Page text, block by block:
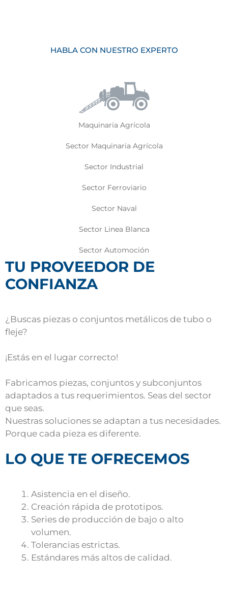
HABLA CON NUESTRO EXPERTO
Maquinaria Agrícola
Sector Maquinaria Agrícola
Sector Industrial
Sector Ferroviario
Sector Naval
Sector Linea Blanca
Sector Automoción
TU PROVEEDOR DE
CONFIANZA
¿Buscas piezas o conjuntos metálicos de tubo o
fleje?
¡Estás en el lugar correcto!
Fabricamos piezas, conjuntos y subconjuntos
adaptados a tus requerimientos. Seas del sector
que seas.
Nuestras soluciones se adaptan a tus necesidades.
Porque cada pieza es diferente.
LO QUE TE OFRECEMOS
Asistencia en el diseño.
Creación rápida de prototipos.
Series de producción de bajo o alto
volumen.
Tolerancias estrictas.
Estándares más altos de calidad.